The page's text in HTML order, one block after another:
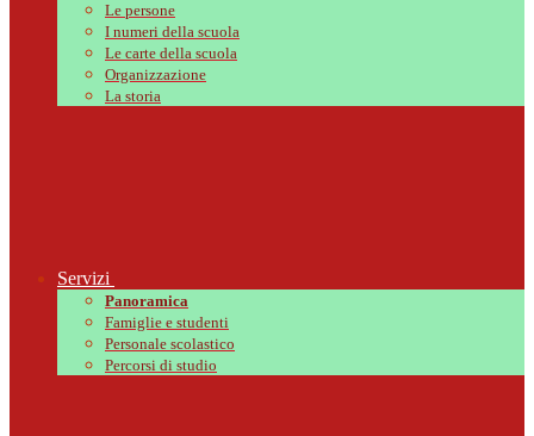
Le persone
I numeri della scuola
Le carte della scuola
Organizzazione
La storia
Servizi
Panoramica
Famiglie e studenti
Personale scolastico
Percorsi di studio